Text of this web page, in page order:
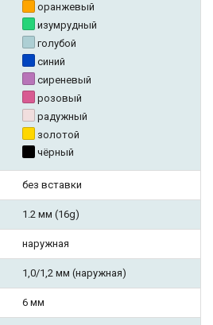
оранжевый
изумрудный
голубой
синий
сиреневый
розовый
радужный
золотой
чёрный
без вставки
1.2 мм (16g)
наружная
1,0/1,2 мм (наружная)
6 мм